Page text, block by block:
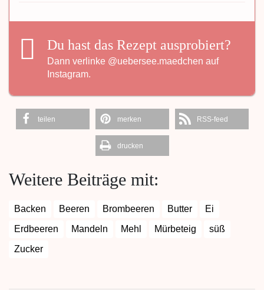
Du hast das Rezept ausprobiert?
Dann verlinke @uebersee.maedchen auf
Instagram.
teilen merken RSS-feed
drucken
Weitere Beiträge mit:
Backen Beeren Brombeeren Butter
Ei
Erdbeeren
Mandeln Mehl Mürbeteig
süß
Zucker